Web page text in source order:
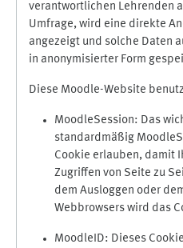
verantwortlichen Lehrenden
Umfrage, wird eine direkte
angezeigt und solche Daten
in anonymisierter Form
Diese Moodle-Website
MoodleSession: Das
standardmäßig
Cookie erlauben, damit
Zugriffen von Seite zu
dem Ausloggen oder
Webbrowsers wird das
MoodleID: Dieses